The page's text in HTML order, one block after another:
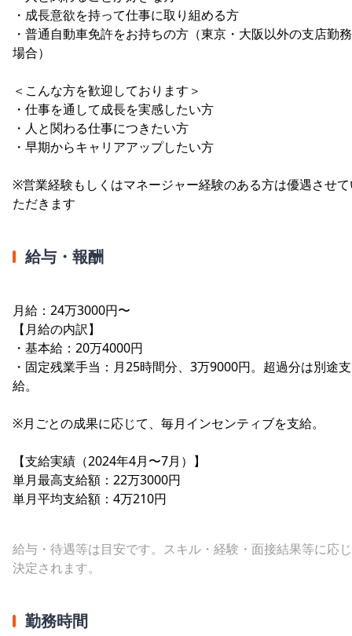
・成長意欲を持って仕事に取り組める方
・普通自動車免許をお持ちの方（東京・大阪以外の支店勤
場合）
＜こんな方を歓迎しております＞
・仕事を通して成長を実感したい方
・人と関わる仕事につきたい方
・早期からキャリアアップしたい方
※営業経験もしくはマネージャー経験のある方は優遇させ
ただきます
給与・報酬
月給：24万3000円〜
【月給の内訳】
・基本給：20万4000円
・固定残業手当：月25時間分、3万9000円。超過分は別途支
給。
※月ごとの成果に応じて、毎月インセンティブを支給。
【支給実績（2024年4月〜7月）】
単月最高支給額：22万3000円
単月平均支給額：4万210円
給与・待遇等は目安です。スキル・経験・面接結果等に応
決定されます。
勤務時間